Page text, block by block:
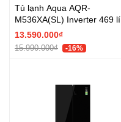
Tủ lạnh Aqua AQR-
M536XA(SL) Inverter 469 lít
Multi Door - Chính hãng
13.590.000₫
15.990.000₫ -16%